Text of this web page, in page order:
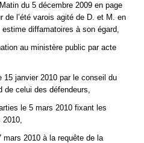
du 5 décembre 2009 en page
de l’été varois agité de D. et M. en
estime diffamatoires à son égard,
au ministère public par acte
15 janvier 2010 par le conseil du
de celui des défendeurs,
le 5 mars 2010 fixant les
2010,
2010 à la requête de la